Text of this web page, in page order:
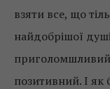
взяти все, що
найдобрішої
позитивний. І як